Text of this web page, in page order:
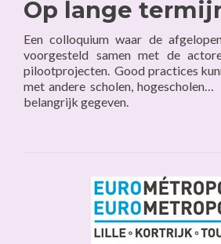
Op lange
Een colloquium waar de
voorgesteld samen met de
pilootprojecten. Good practices
met andere scholen,
belangrijk gegeven.